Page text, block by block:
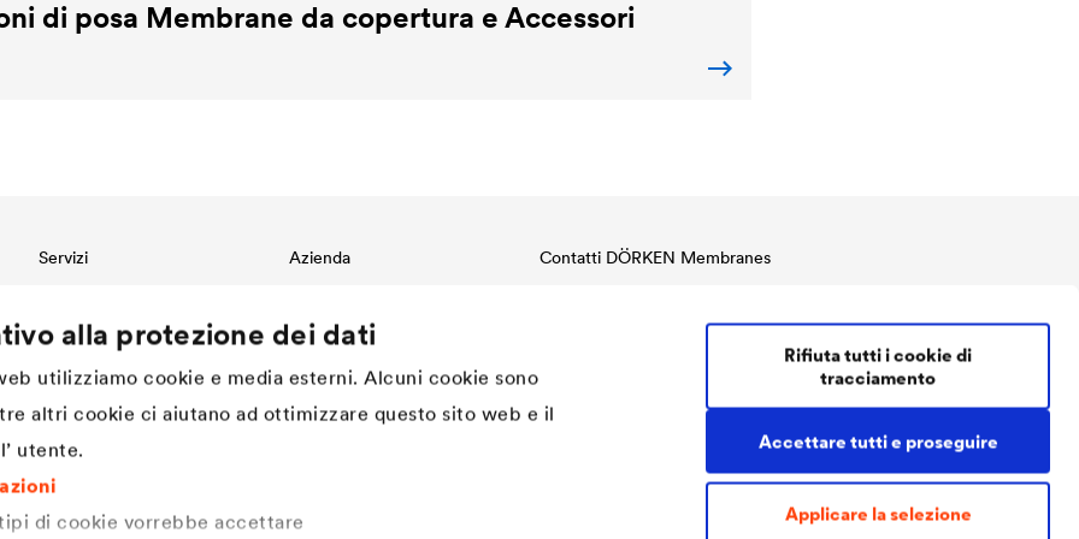
alla protezione dei dati
utilizziamo cookie e media esterni. Alcuni cookie sono
altri cookie ci aiutano ad ottimizzare questo sito web e il
utente.
di cookie vorrebbe accettare
Accettare tutti e proseguire
Applicare la selezione
Rifiuta tutti i cookie di
tracciamento
di posa Membrane da copertura e Accessori
Servizi
Referenze
International contact
Progettazione e Specifiche
Tecniche
Azienda
DÖRKEN. Cultura aziendale,
valori e spirito di squadra
Sostenibilità
Struttura
Contatti DÖRKEN Membranes
24126 Bergamo
Italia